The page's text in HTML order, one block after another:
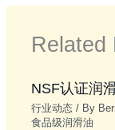
Related
NSF认证润
行业动态 / By
食品级润滑油